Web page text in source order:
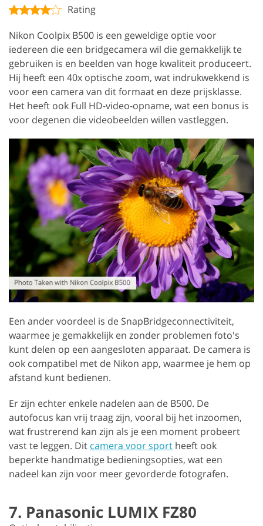
Rating
Nikon Coolpix B500 is een geweldige optie voor
iedereen die een bridgecamera wil die gemakkelijk te
gebruiken is en beelden van hoge kwaliteit produceert.
Hij heeft een 40x optische zoom, wat indrukwekkend is
voor een camera van dit formaat en deze prijsklasse.
Het heeft ook Full HD-video-opname, wat een bonus is
voor degenen die videobeelden willen vastleggen.
Een ander voordeel is de SnapBridgeconnectiviteit,
waarmee je gemakkelijk en zonder problemen foto's
kunt delen op een aangesloten apparaat. De camera is
ook compatibel met de Nikon app, waarmee je hem op
afstand kunt bedienen.
Er zijn echter enkele nadelen aan de B500. De
autofocus kan vrij traag zijn, vooral bij het inzoomen,
wat frustrerend kan zijn als je een moment probeert
vast te leggen. Dit camera voor sport heeft ook
beperkte handmatige bedieningsopties, wat een
nadeel kan zijn voor meer gevorderde fotografen.
7. Panasonic LUMIX FZ80